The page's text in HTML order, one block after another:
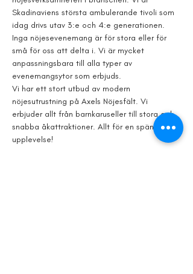
Skadinaviens största ambulerande tivoli som
idag drivs utav 3:e och 4:e generationen.
Inga nöjesevenemang är för stora eller för
små för oss att delta i. Vi är mycket
anpassningsbara till alla typer av
evenemangsytor som erbjuds.
Vi har ett stort utbud av modern
nöjesutrustning på Axels Nöjesfält. Vi
erbjuder allt från barnkaruseller till stora och
snabba åkattraktioner. Allt för en spännande
upplevelse!